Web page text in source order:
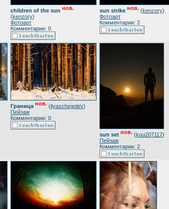
children of the sun нов.
(kenzory)
Фотоарт
Комментарии: 0
sun strike нов. (kenzory)
Фотоарт
Комментарии: 2
Граница нов. (ilyaschegolev)
Пейзаж
Комментарии: 0
sun set нов. (kou207117)
Пейзаж
Комментарии: 2